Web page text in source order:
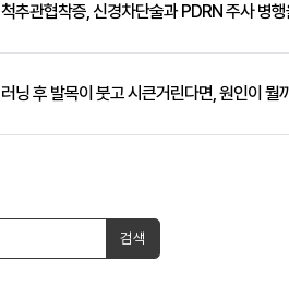
척추관협착증, 신경차단술과 PDRN 주사 병
러닝 후 발목이 붓고 시큰거린다면, 원인이 뭘
검색